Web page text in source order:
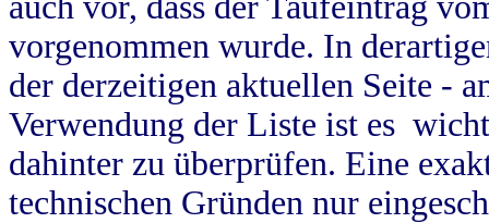
vorgenommen wurde. In
der derzeitigen aktuellen Seite -
Verwendung der Liste ist es
dahinter zu überprüfen. Eine
technischen Gründen nur